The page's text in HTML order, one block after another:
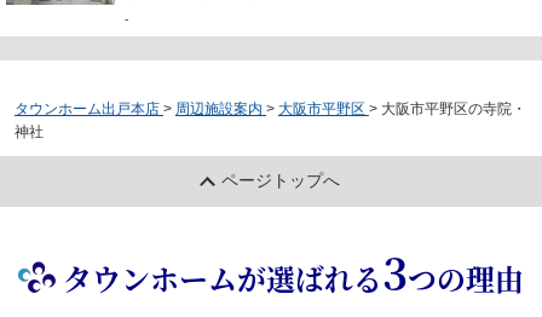
-
タウンホーム出戸本店 > 周辺施設案内 > 大阪市平野区 > 大阪市平野区の寺院・
神社
ページトップへ
タウンホームが選ばれる3つの理由